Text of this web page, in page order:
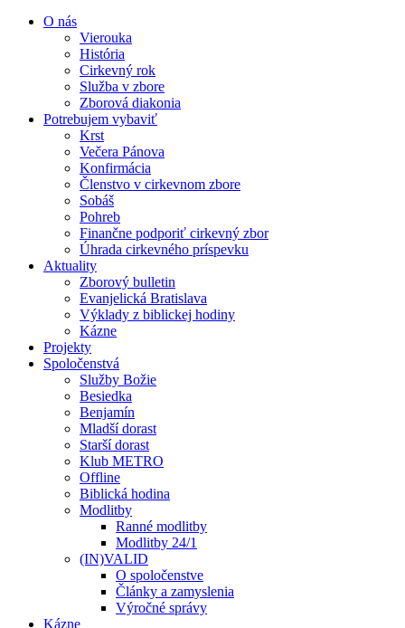
O nás
Vierouka
História
Cirkevný rok
Služba v zbore
Zborová diakonia
Potrebujem vybaviť
Krst
Večera Pánova
Konfirmácia
Členstvo v cirkevnom zbore
Sobáš
Pohreb
Finančne podporiť cirkevný zbor
Úhrada cirkevného príspevku
Aktuality
Zborový bulletin
Evanjelická Bratislava
Výklady z biblickej hodiny
Kázne
Projekty
Spoločenstvá
Služby Božie
Besiedka
Benjamín
Mladší dorast
Starší dorast
Klub METRO
Offline
Biblická hodina
Modlitby
Ranné modlitby
Modlitby 24/1
(IN)VALID
O spoločenstve
Články a zamyslenia
Výročné správy
Kázne